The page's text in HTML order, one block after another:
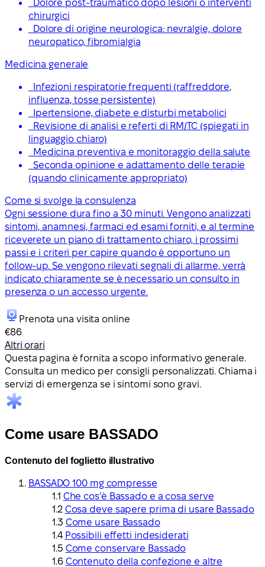
Dolore post-traumatico dopo lesioni o interventi
chirurgici
Dolore di origine neurologica: nevralgie, dolore
neuropatico, fibromialgia
Medicina generale
Infezioni respiratorie frequenti (raffreddore,
influenza, tosse persistente)
Ipertensione, diabete e disturbi metabolici
Revisione di analisi e referti di RM/TC (spiegati in
linguaggio chiaro)
Medicina preventiva e monitoraggio della salute
Seconda opinione e adattamento delle terapie
(quando clinicamente appropriato)
Come si svolge la consulenza
Ogni sessione dura fino a 30 minuti. Vengono analizzati
sintomi, anamnesi, farmaci ed esami forniti, e al termine
riceverete un piano di trattamento chiaro, i prossimi
passi e i criteri per capire quando è opportuno un
follow-up. Se vengono rilevati segnali di allarme, verrà
indicato chiaramente se è necessario un consulto in
presenza o un accesso urgente.
Prenota una visita online
€86
Altri orari
Questa pagina è fornita a scopo informativo generale.
Consulta un medico per consigli personalizzati. Chiama i
servizi di emergenza se i sintomi sono gravi.
Come usare BASSADO
Contenuto del foglietto illustrativo
BASSADO 100 mg compresse
Che cos’è Bassado e a cosa serve
Cosa deve sapere prima di usare Bassado
Come usare Bassado
Possibili effetti indesiderati
Come conservare Bassado
Contenuto della confezione e altre